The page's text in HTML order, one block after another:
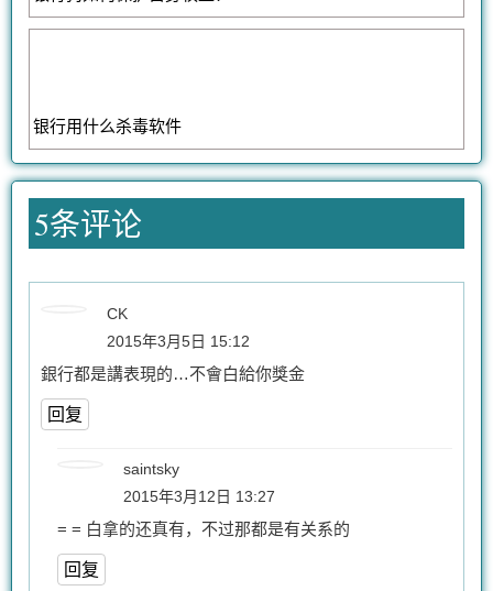
银行用什么杀毒软件
5条评论
CK
2015年3月5日 15:12
銀行都是講表現的…不會白給你獎金
回复
saintsky
2015年3月12日 13:27
= = 白拿的还真有，不过那都是有关系的
回复